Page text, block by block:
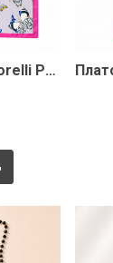
Платок Fuxia Di Morelli Pamela J3364